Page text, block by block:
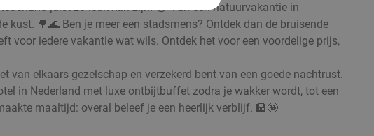
juist zo leuk kan zijn! 😁 Van een natuurvakantie in
🌳🌊 Ben je meer een stadsmens? Ontdek dan de bruisende
voor iedere vakantie wat wils. Ontdek het voor een voordelige prijs,
van elkaars gezelschap en verzekerd bent van een goede nachtrust.
in Nederland met luxe ontbijtbuffet zodra je wakker wordt, tot een
maaltijd: overal beleef je een heerlijk verblijf. 🏨🤩